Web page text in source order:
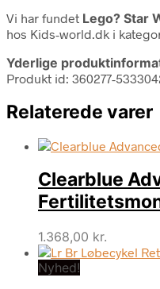
Vi har fundet Lego? Star
hos Kids-world.dk i
Yderlige
Produkt id: 360277-
Relaterede varer
Clearblue
1.368,00 kr.
Nyhed!